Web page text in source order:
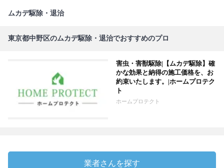
ムカデ駆除・退治
東京都中野区のムカデ駆除・退治でおすすめのプロ
害虫・害獣駆除|【ムカデ駆除】確
かな効果と納得の施工価格を、お
約束いたします。|ホームプロテク
ト
ホームプロテクト
業者さんを探す